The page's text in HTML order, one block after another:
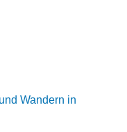
Wandern in